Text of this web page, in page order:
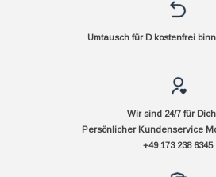
Umtausch für D kostenfrei
Wir sind 24/7 für
Persönlicher Kundenservice
+49 173 238 6345